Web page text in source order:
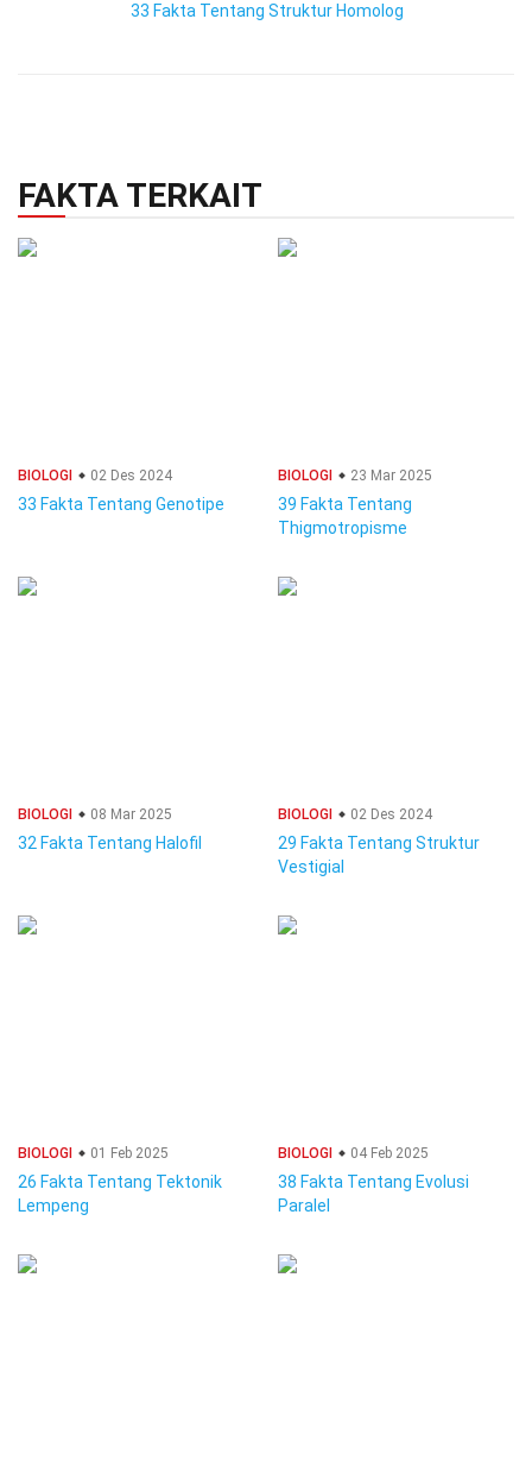
33 Fakta Tentang Struktur Homolog
FAKTA TERKAIT
BIOLOGI 02 Des 2024
33 Fakta Tentang Genotipe
BIOLOGI 23 Mar 2025
39 Fakta Tentang
Thigmotropisme
BIOLOGI 08 Mar 2025
32 Fakta Tentang Halofil
BIOLOGI 02 Des 2024
29 Fakta Tentang Struktur
Vestigial
BIOLOGI 01 Feb 2025
26 Fakta Tentang Tektonik
Lempeng
BIOLOGI 04 Feb 2025
38 Fakta Tentang Evolusi
Paralel